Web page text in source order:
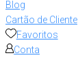
Blog
Cartão de Cliente
Favoritos
Conta